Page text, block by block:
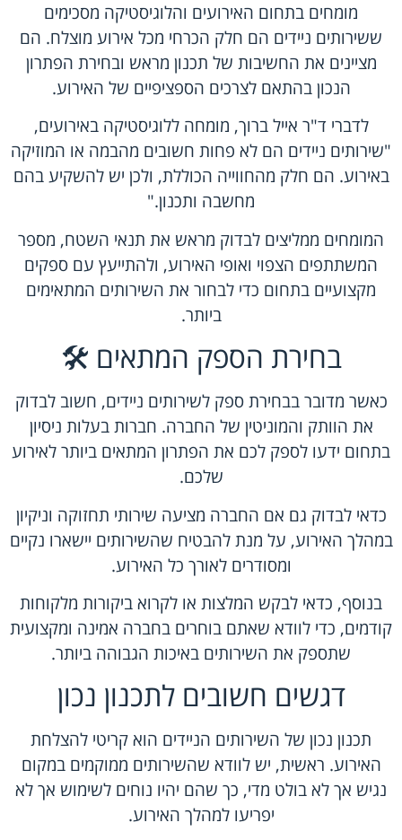
מומחים בתחום האירועים והלוגיסטיקה מסכימים
ששירותים ניידים הם חלק הכרחי מכל אירוע מוצלח. הם
מציינים את החשיבות של תכנון מראש ובחירת הפתרון
הנכון בהתאם לצרכים הספציפיים של האירוע.
לדברי ד"ר אייל ברוך, מומחה ללוגיסטיקה באירועים,
"שירותים ניידים הם לא פחות חשובים מהבמה או המוזיקה
באירוע. הם חלק מהחווייה הכוללת, ולכן יש להשקיע בהם
מחשבה ותכנון."
המומחים ממליצים לבדוק מראש את תנאי השטח, מספר
המשתתפים הצפוי ואופי האירוע, ולהתייעץ עם ספקים
מקצועיים בתחום כדי לבחור את השירותים המתאימים
ביותר.
בחירת הספק המתאים 🛠️
כאשר מדובר בבחירת ספק לשירותים ניידים, חשוב לבדוק
את הוותק והמוניטין של החברה. חברות בעלות ניסיון
בתחום ידעו לספק לכם את הפתרון המתאים ביותר לאירוע
שלכם.
כדאי לבדוק גם אם החברה מציעה שירותי תחזוקה וניקיון
במהלך האירוע, על מנת להבטיח שהשירותים יישארו נקיים
ומסודרים לאורך כל האירוע.
בנוסף, כדאי לבקש המלצות או לקרוא ביקורות מלקוחות
קודמים, כדי לוודא שאתם בוחרים בחברה אמינה ומקצועית
שתספק את השירותים באיכות הגבוהה ביותר.
דגשים חשובים לתכנון נכון
תכנון נכון של השירותים הניידים הוא קריטי להצלחת
האירוע. ראשית, יש לוודא שהשירותים ממוקמים במקום
נגיש אך לא בולט מדי, כך שהם יהיו נוחים לשימוש אך לא
יפריעו למהלך האירוע.